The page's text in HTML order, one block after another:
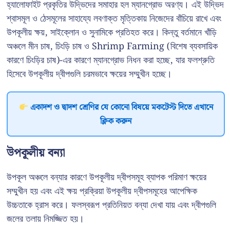
হ্যালোফাইট প্রকৃতির উদ্ভিদের সমাহার হল ম্যানগ্রোভ অরণ্য। এই উদ্ভিদ
শ্বাসমূল ও ঠেসমূলের সাহায্যে লবণাক্ত মৃত্তিকায় নিজেদের বাঁচিয়ে রাখে এবং
উপকূলীয় ক্ষয়, সাইক্লোন ও সুনামিকে প্রতিহত করে। কিন্তু বর্তমানে খাঁড়ি
অঞ্চলে মীন চাষ, চিংড়ি চাষ ও Shrimp Farming (বিশেষ ব্যবসায়িক
কারণে চিংড়ির চাষ)-এর কারণে ম্যানগ্রোভ নিধন করা হচ্ছে, যার ফলশ্রুতি
হিসেবে উপকূলীয় দ্বীপগুলি চরমভাবে ক্ষয়ের সম্মুখীন হচ্ছে।
একাদশ ও দ্বাদশ শ্রেণির যে কোনো বিষয়ে মকটেস্ট দিতে এখানে
ক্লিক করুন
উপকূলীয় বন্যা
উপকূল অঞ্চলে বন্যার কারণে উপকূলীয় দ্বীপসমূহ ব্যাপক পরিমাণ ক্ষয়ের
সম্মুখীন হয় এবং এই ক্ষয় প্রক্রিয়া উপকূলীয় দ্বীপসমূহের আপেক্ষিক
উচ্চতাকে হ্রাস করে। ফলস্বরূপ প্রতিনিয়ত বন্যা দেখা যায় এবং দ্বীপগুলি
জলের তলায় নিমজ্জিত হয়।